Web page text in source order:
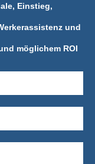
Einstieg,
und
möglichem ROI